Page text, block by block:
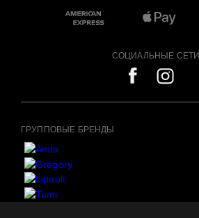
СОЦИАЛЬНЫЕ СЕТИ
ГРУППОВЫЕ БРЕНДЫ